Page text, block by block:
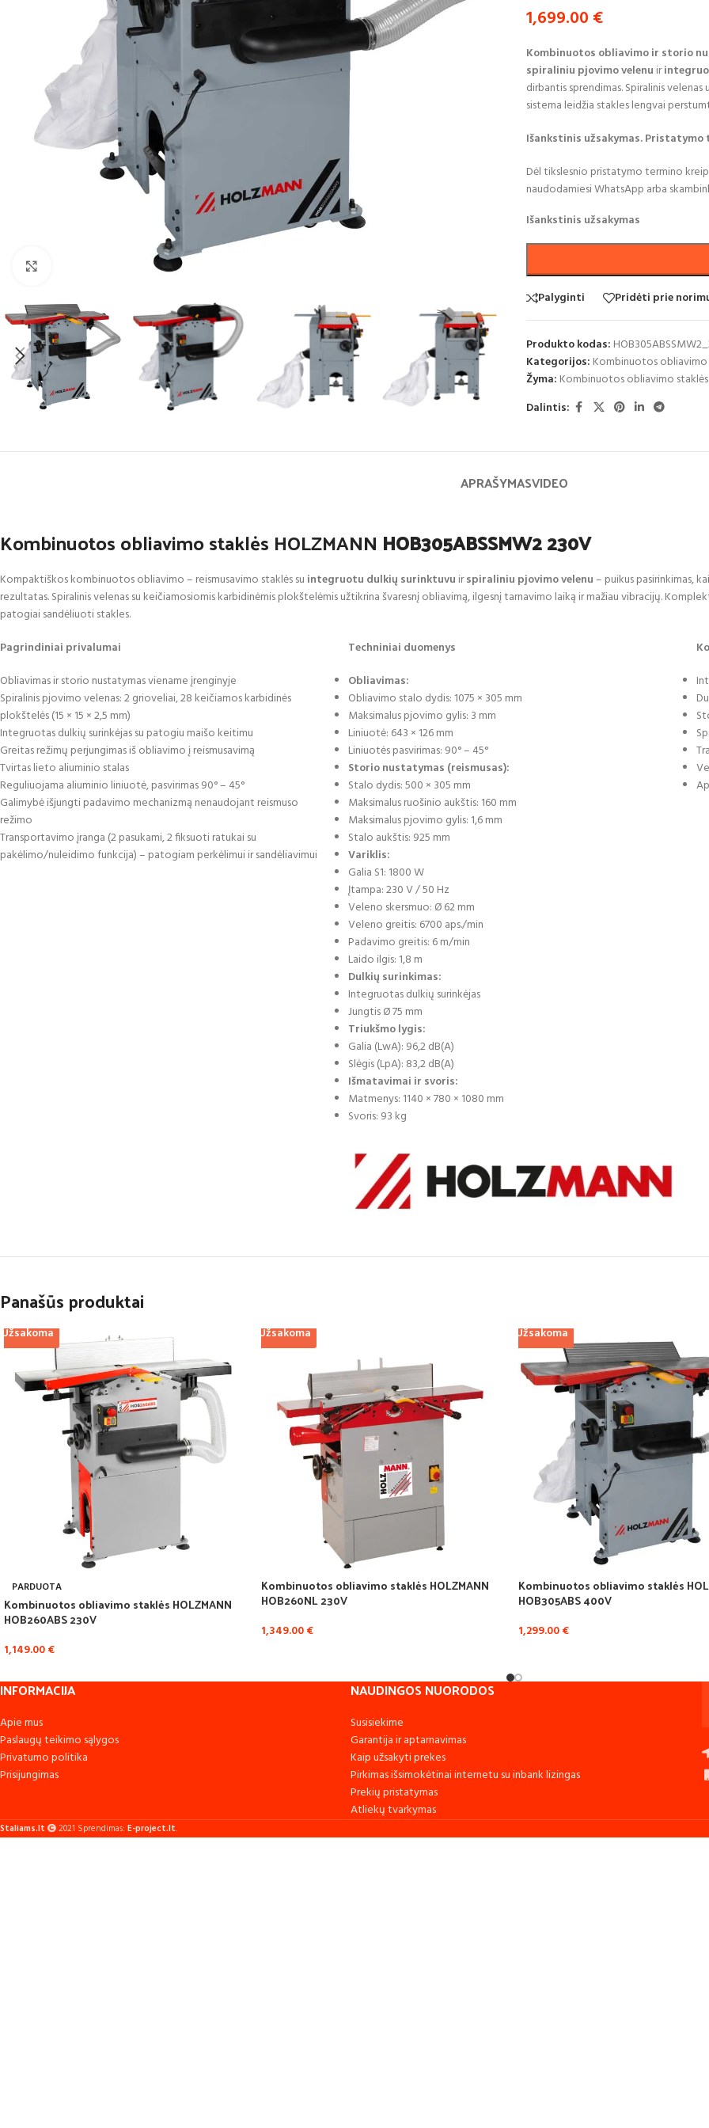
1,699.00 €
Kombinuotos obliavimo ir storio
spiraliniu pjovimo velenu ir
dirbantis sprendimas. Spiralinis
sistema leidžia stakles lengvai
Išankstinis užsakymas. Pristatymo
Dėl tikslesnio pristatymo termino
naudodamiesiWhatsApp arba
Išankstinis užsakymas
Palyginti Pridėti prie
Produkto kodas:
Kategorijos: Kombinuotos obliavimo
Žyma: Kombinuotos obliavimo
Dalintis:
APRAŠYMASVIDEO
Kombinuotos obliavimo staklės HOLZMANN HOB305ABSSMW2 230V
Kompaktiškos kombinuotos obliavimo – reismusavimo staklės su integruotu dulkių surinktuvu irspiraliniu pjovimo velenu– puikus pasirinkimas,
rezultatas. Spiralinis velenas su keičiamosiomis karbidinėmis plokštelėmis užtikrina švaresnį obliavimą, ilgesnį tarnavimo laiką ir mažiau vibracijų.
patogiai sandėliuoti stakles.
Pagrindiniai privalumai
Obliavimas ir storio nustatymas viename įrenginyje
Spiralinis pjovimo velenas: 2 grioveliai, 28 keičiamos karbidinės
plokštelės (15 × 15 × 2,5 mm)
Integruotas dulkių surinkėjas su patogiu maišo keitimu
Greitas režimų perjungimas iš obliavimo į reismusavimą
Tvirtas lieto aliuminio stalas
Reguliuojama aliuminio liniuotė, pasvirimas 90° – 45°
Galimybė išjungti padavimo mechanizmą nenaudojant reismuso
režimo
Transportavimo įranga (2 pasukami, 2 fiksuoti ratukai su
pakėlimo/nuleidimo funkcija) – patogiam perkėlimui ir sandėliavimui
Techniniai duomenys
Obliavimas:
Obliavimo stalo dydis: 1075 × 305 mm
Maksimalus pjovimo gylis: 3 mm
Liniuotė: 643 × 126 mm
Liniuotės pasvirimas: 90° – 45°
Storio nustatymas (reismusas):
Stalo dydis: 500 × 305 mm
Maksimalus ruošinio aukštis: 160 mm
Maksimalus pjovimo gylis: 1,6 mm
Stalo aukštis: 925 mm
Variklis:
Galia S1: 1800 W
Įtampa: 230 V / 50 Hz
Veleno skersmuo: Ø 62 mm
Veleno greitis: 6700 aps./min
Padavimo greitis: 6 m/min
Laido ilgis: 1,8 m
Dulkių surinkimas:
Integruotas dulkių surinkėjas
Jungtis Ø 75 mm
Triukšmo lygis:
Galia (LwA): 96,2 dB(A)
Slėgis (LpA): 83,2 dB(A)
Išmatavimai ir svoris:
Matmenys: 1140 × 780 × 1080 mm
Svoris: 93 kg
Panašūs produktai
Užsakoma
PARDUOTA
Kombinuotos obliavimo staklės HOLZMANN
HOB260ABS 230V
1,149.00€
Užsakoma
Kombinuotos obliavimo staklės HOLZMANN
HOB260NL 230V
1,349.00€
Užsakoma
Kombinuotos obliavimo staklės
HOB305ABS 400V
1,299.00€
INFORMACIJA
Apie mus
Paslaugų teikimo sąlygos
Privatumo politika
Prisijungimas
NAUDINGOS NUORODOS
Susisiekime
Garantija ir aptarnavimas
Kaip užsakyti prekes
Pirkimas išsimokėtinai internetu su inbank lizingas
Prekių pristatymas
Atliekų tvarkymas
Staliams.lt 2021 Sprendimas: E-project.lt.